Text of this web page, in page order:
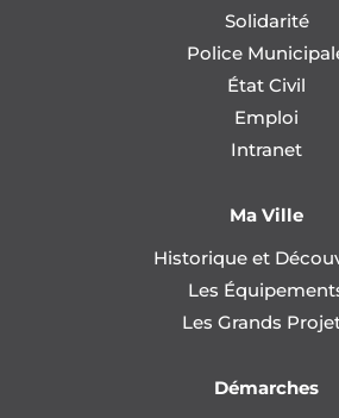
Solidarité
Police
État Civil
Emploi
Intranet
Ma Ville
Historique et
Les
Les Grands
Démarches